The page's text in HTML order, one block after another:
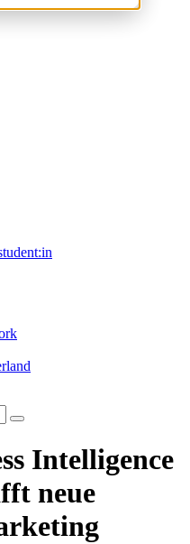
Intelligence
neue